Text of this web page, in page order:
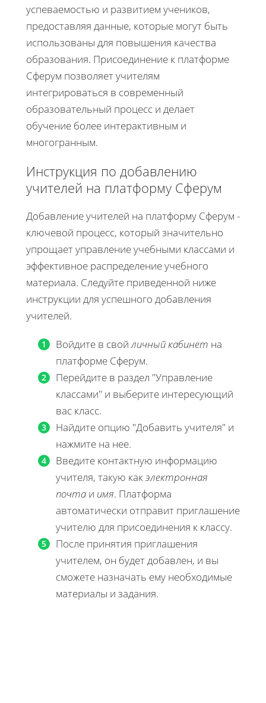
успеваемостью и развитием учеников,
предоставляя данные, которые могут быть
использованы для повышения качества
образования. Присоединение к платформе
Сферум позволяет учителям
интегрироваться в современный
образовательный процесс и делает
обучение более интерактивным и
многогранным.
Инструкция по добавлению
учителей на платформу Сферум
Добавление учителей на платформу Сферум -
ключевой процесс, который значительно
упрощает управление учебными классами и
эффективное распределение учебного
материала. Следуйте приведенной ниже
инструкции для успешного добавления
учителей.
Войдите в свойличный кабинет на
платформе Сферум.
Перейдите в раздел "Управление
классами" и выберите интересующий
вас класс.
Найдите опцию "Добавить учителя" и
нажмите на нее.
Введите контактную информацию
учителя, такую какэлектронная
почта и имя. Платформа
автоматически отправит приглашение
учителю для присоединения к классу.
После принятия приглашения
учителем, он будет добавлен, и вы
сможете назначать ему необходимые
материалы и задания.